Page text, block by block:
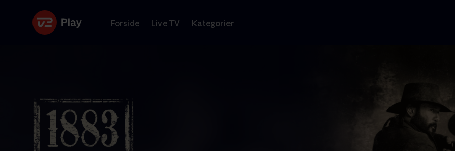
Forside Live TV Kategorier